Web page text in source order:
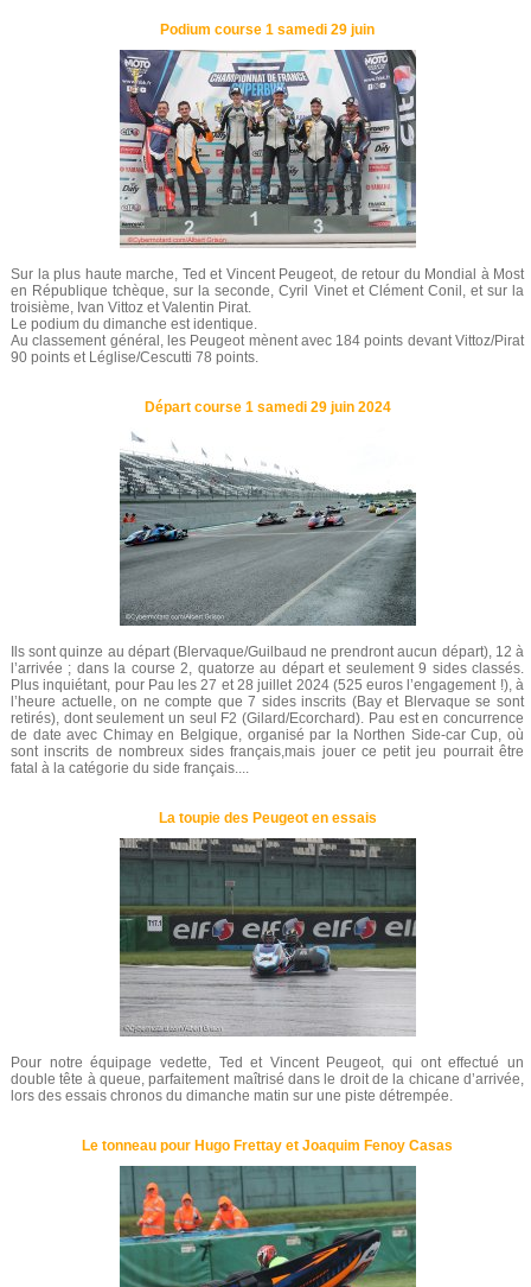
Podium course 1 samedi 29 juin
Sur la plus haute marche, Ted et Vincent Peugeot, de retour du Mondial à Most
en République tchèque, sur la seconde, Cyril Vinet et Clément Conil, et sur la
troisième, Ivan Vittoz et Valentin Pirat.
Le podium du dimanche est identique.
Au classement général, les Peugeot mènent avec 184 points devant Vittoz/Pirat
90 points et Léglise/Cescutti 78 points.
Départ course 1 samedi 29 juin 2024
Ils sont quinze au départ (Blervaque/Guilbaud ne prendront aucun départ), 12 à
l’arrivée ; dans la course 2, quatorze au départ et seulement 9 sides classés.
Plus inquiétant, pour Pau les 27 et 28 juillet 2024 (525 euros l’engagement !), à
l’heure actuelle, on ne compte que 7 sides inscrits (Bay et Blervaque se sont
retirés), dont seulement un seul F2 (Gilard/Ecorchard). Pau est en concurrence
de date avec Chimay en Belgique, organisé par la Northen Side-car Cup, où
sont inscrits de nombreux sides français,mais jouer ce petit jeu pourrait être
fatal à la catégorie du side français....
La toupie des Peugeot en essais
Pour notre équipage vedette, Ted et Vincent Peugeot, qui ont effectué un
double tête à queue, parfaitement maîtrisé dans le droit de la chicane d’arrivée,
lors des essais chronos du dimanche matin sur une piste détrempée.
Le tonneau pour Hugo Frettay et Joaquim Fenoy Casas